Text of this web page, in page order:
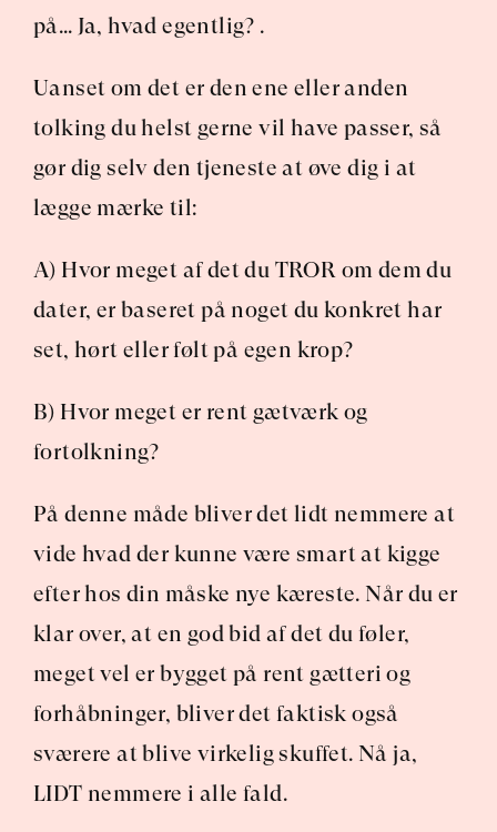
på… Ja, hvad egentlig? .
Uanset om det er den ene eller anden
tolking du helst gerne vil have passer, så
gør dig selv den tjeneste at øve dig i at
lægge mærke til:
A) Hvor meget af det du TROR om dem du
dater, er baseret på noget du konkret har
set, hørt eller følt på egen krop?
B) Hvor meget er rent gætværk og
fortolkning?
På denne måde bliver det lidt nemmere at
vide hvad der kunne være smart at kigge
efter hos din måske nye kæreste. Når du er
klar over, at en god bid af det du føler,
meget vel er bygget på rent gætteri og
forhåbninger, bliver det faktisk også
sværere at blive virkelig skuffet. Nå ja,
LIDT nemmere i alle fald.